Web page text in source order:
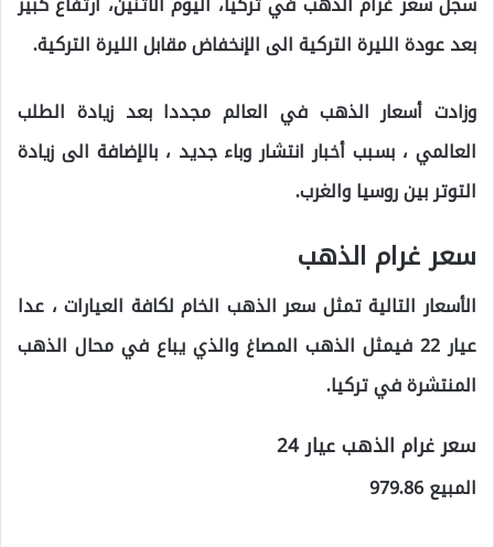
بعد عودة الليرة التركية الى الإنخفاض مقابل الليرة التركية.
وزادت أسعار الذهب في العالم مجددا بعد زيادة الطلب
العالمي ، بسبب أخبار انتشار وباء جديد ، بالإضافة الى زيادة
التوتر بين روسيا والغرب.
سعر غرام الذهب
الأسعار التالية تمثل سعر الذهب الخام لكافة العيارات ، عدا
عيار 22 فيمثل الذهب المصاغ والذي يباع في محال الذهب
المنتشرة في تركيا.
سعر غرام الذهب عيار 24
المبيع 979.86